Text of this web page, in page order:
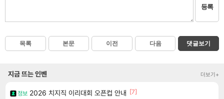
등록
목록 본문 이전 다음 댓글보기
지금 뜨는 인벤 더보기+
정보 2026 치지직 이리대회 오픈컵 안내 [7]